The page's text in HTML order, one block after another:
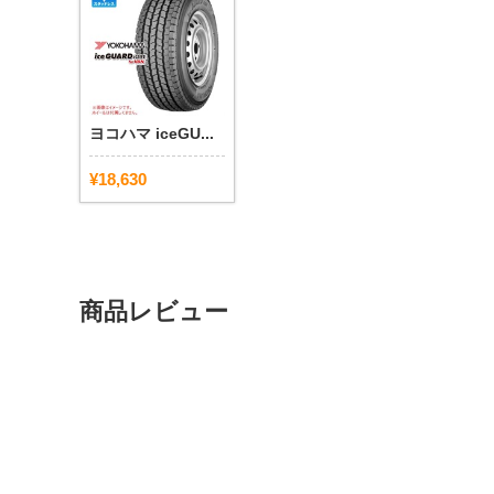
ヨコハマ iceGU...
¥18,630
商品レビュー